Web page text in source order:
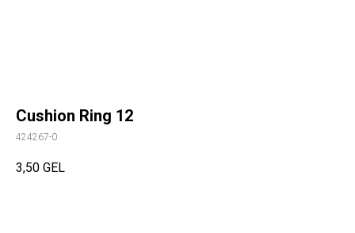
Cushion Ring 12
424267-0
3,50 GEL